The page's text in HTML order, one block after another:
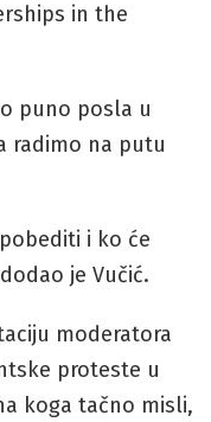
in the
puno posla u
radimo na putu
i ko će
je Vučić.
moderatora
proteste u
koga tačno misli,